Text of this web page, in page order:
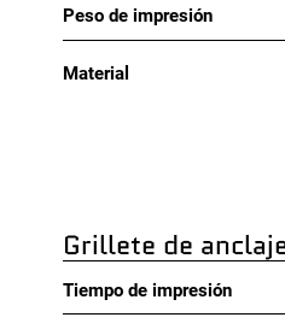
Peso de impresión
Material
Grillete de
Tiempo de impresión